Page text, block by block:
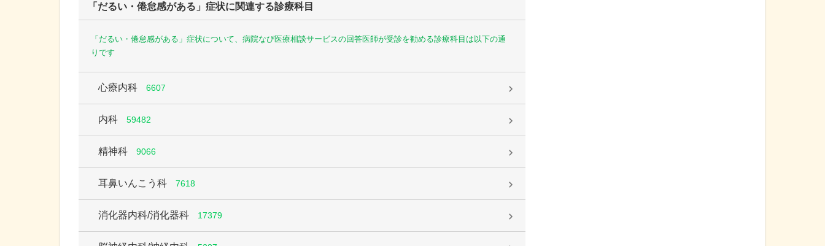
「だるい・倦怠感がある」症状に関連する診療科目
「だるい・倦怠感がある」症状について、病院なび医療相談サービスの回答医師が受診を勧める診療科目は以下の通
りです
心療内科 6607
内科 59482
精神科 9066
耳鼻いんこう科 7618
消化器内科/消化器科 17379